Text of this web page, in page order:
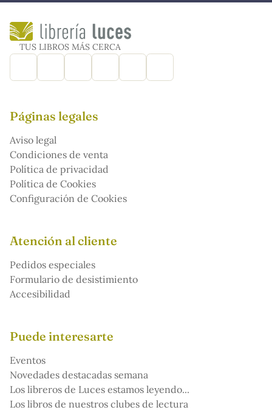
TUS LIBROS MÁS CERCA
Páginas legales
Aviso legal
Condiciones de venta
Política de privacidad
Política de Cookies
Configuración de Cookies
Atención al cliente
Pedidos especiales
Formulario de desistimiento
Accesibilidad
Puede interesarte
Eventos
Novedades destacadas semana
Los libreros de Luces estamos leyendo...
Los libros de nuestros clubes de lectura